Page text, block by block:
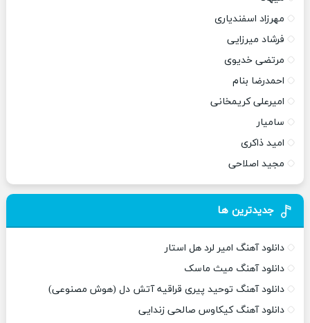
مهرزاد اسفندیاری
فرشاد میرزایی
مرتضی خدیوی
احمدرضا بنام
امیرعلی کریمخانی
سامیار
امید ذاکری
مجید اصلاحی
جدیدترین ها
دانلود آهنگ امیر لرد هل استار
دانلود آهنگ میث ماسک
دانلود آهنگ توحید پیری قراقیه آتش دل (هوش مصنوعی)
دانلود آهنگ کیکاوس صالحی زندایی